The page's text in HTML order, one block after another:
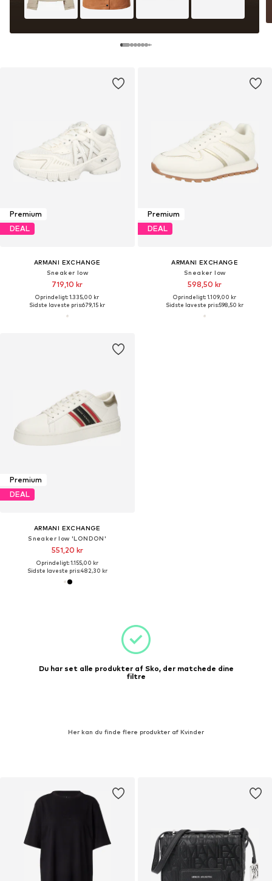
Premium
DEAL
ARMANI EXCHANGE
Sneaker low
719,10 kr
Oprindeligt: 1.335,00 kr
Sidste laveste pris:679,15 kr
Premium
DEAL
ARMANI EXCHANGE
Sneaker low
598,50 kr
Oprindeligt: 1.109,00 kr
Sidste laveste pris:598,50 kr
Premium
DEAL
ARMANI EXCHANGE
Sneaker low 'LONDON'
551,20 kr
Oprindeligt: 1.155,00 kr
Sidste laveste pris:482,30 kr
Du har set alle produkter af Sko, der matchede dine
filtre
Her kan du finde flere produkter af Kvinder